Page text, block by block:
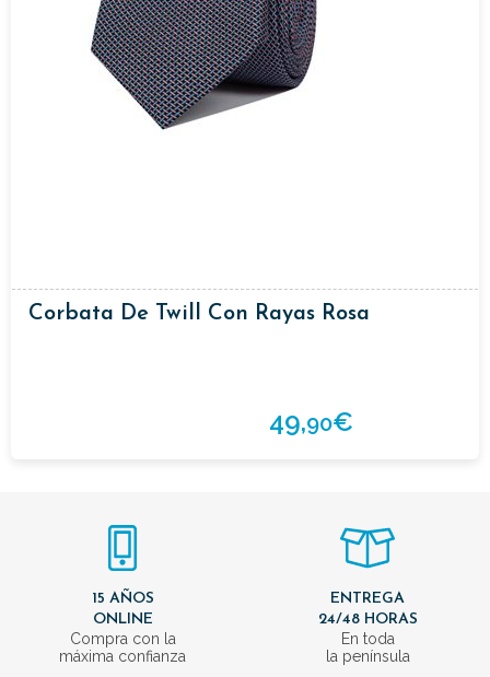
Corbata De Twill Con Rayas Rosa
49,90€
15 AÑOS
ONLINE
Compra con la
máxima confianza
ENTREGA
24/48 HORAS
En toda
la península